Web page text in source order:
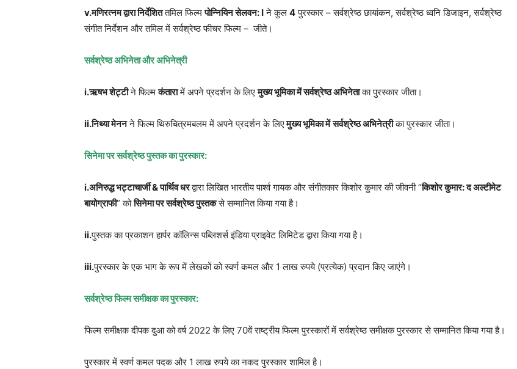
v.मणिरत्नम द्वारा निर्देशिततमिल फिल्मपोन्नियिन सेलवन: Iने कुल 4पुरस्कार – सर्वश्रेष्ठ छायांकन, सर्वश्रेष्ठ ध्वनि डिजाइन, सर्वश्रेष्ठ
संगीत निर्देशन और तमिल में सर्वश्रेष्ठ फीचर फिल्म – जीते।
सर्वश्रेष्ठ अभिनेता और अभिनेत्री
i.ऋषभ शेट्टीने फिल्मकंतारामें अपने प्रदर्शन के लिएमुख्य भूमिका में सर्वश्रेष्ठ अभिनेताका पुरस्कार जीता।
ii.निथ्या मेननने फिल्म थिरुचित्रमबलम में अपने प्रदर्शन के लिएमुख्य भूमिका में सर्वश्रेष्ठ अभिनेत्रीका पुरस्कार जीता।
सिनेमा पर सर्वश्रेष्ठ पुस्तक का पुरस्कार:
i.अनिरुद्ध भट्टाचार्जी&पार्थिव धरद्वारा लिखित भारतीय पार्श्व गायक और संगीतकार किशोर कुमार की जीवनी “किशोर कुमार: द अल्टीमेट
बायोग्राफी” कोसिनेमा पर सर्वश्रेष्ठ पुस्तकसे सम्मानित किया गया है।
ii.पुस्तक का प्रकाशन हार्पर कॉलिन्स पब्लिशर्स इंडिया प्राइवेट लिमिटेड द्वारा किया गया है।
iii.पुरस्कार के एक भाग के रूप में लेखकों को स्वर्ण कमल और 1 लाख रुपये (प्रत्येक) प्रदान किए जाएंगे।
सर्वश्रेष्ठ फिल्म समीक्षक का पुरस्कार:
फिल्म समीक्षक दीपक दुआ को वर्ष 2022 के लिए 70वें राष्ट्रीय फिल्म पुरस्कारों में सर्वश्रेष्ठ समीक्षक पुरस्कार से सम्मानित किया गया है।
पुरस्कार में स्वर्ण कमल पदक और 1 लाख रुपये का नकद पुरस्कार शामिल है।